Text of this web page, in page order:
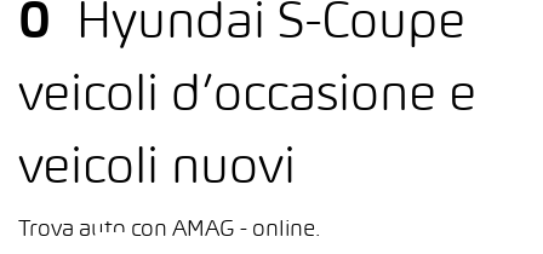
0
Hyundai S-Coupe
veicoli d’occasione e
veicoli nuovi
Trova auto con AMAG - online.